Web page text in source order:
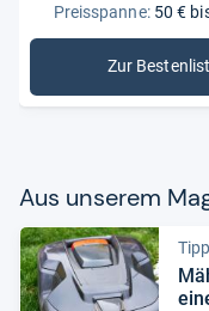
Preisspanne:50 €
Zur :
Aus unse­rem